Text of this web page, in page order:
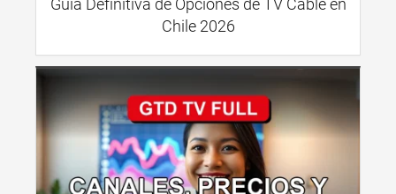
Guía Definitiva de Opciones de TV Cable en
Chile 2026